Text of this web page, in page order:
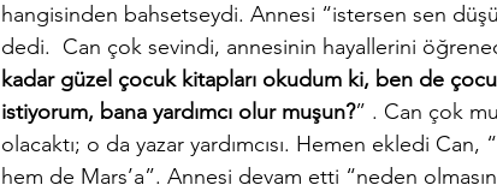
hangisinden bahsetseydi. Annesi “istersen sen
dedi.  Can çok sevindi, annesinin hayallerini
kadar güzel çocuk kitapları okudum ki, ben de
istiyorum, bana yardımcı olur muşun?” . Can çok
olacaktı; o da yazar yardımcısı. Hemen ekledi
hem de Mars’a”. Annesi devam etti “neden